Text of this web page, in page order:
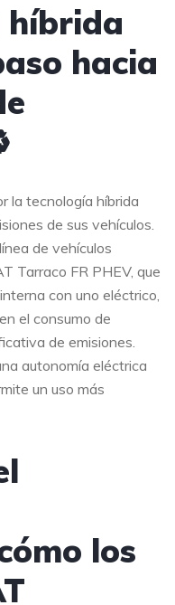
híbrida
hacia
la tecnología híbrida
de sus vehículos.
de vehículos
Tarraco FR PHEV, que
con uno eléctrico,
el consumo de
de emisiones.
autonomía eléctrica
un uso más
los